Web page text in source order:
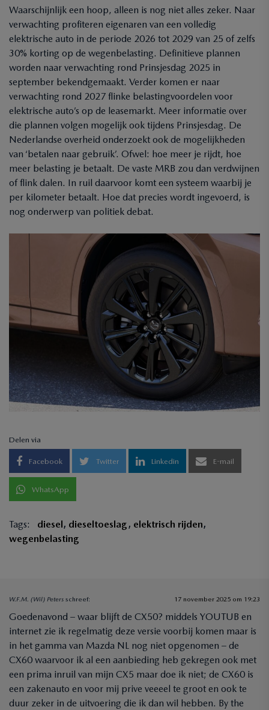
Waarschijnlijk een hoop, alleen is nog niet alles zeker. Naar
verwachting profiteren eigenaren van een volledig
elektrische auto in de periode 2026 tot 2029 van 25 of zelfs
30% korting op de wegenbelasting. Definitieve plannen
worden naar verwachting rond Prinsjesdag 2025 in
september bekendgemaakt. Verder komen er naar
verwachting rond 2027 flinke belastingvoordelen voor
elektrische auto’s op de leasemarkt. Meer informatie over
die plannen volgen mogelijk ook tijdens Prinsjesdag. De
Nederlandse overheid onderzoekt ook de mogelijkheden
van ‘betalen naar gebruik’. Ofwel: hoe meer je rijdt, hoe
meer belasting je betaalt. De vaste MRB zou dan verdwijnen
of flink dalen. In ruil daarvoor komt een systeem waarbij je
per kilometer betaalt. Hoe dat precies wordt ingevoerd, is
nog onderwerp van politiek debat.
Delen via
Facebook Twitter Linkedin E-mail
WhatsApp
Tags: diesel, dieseltoeslag, elektrisch rijden,
wegenbelasting
W.F.M. (Wil) Peters schreef: 17 november 2025 om 19:23
Goedenavond – waar blijft de CX50? middels YOUTUB en
internet zie ik regelmatig deze versie voorbij komen maar is
in het gamma van Mazda NL nog niet opgenomen – de
CX60 waarvoor ik al een aanbieding heb gekregen ook met
een prima inruil van mijn CX5 maar doe ik niet; de CX60 is
een zakenauto en voor mij prive veeeel te groot en ook te
duur zeker in de uitvoering die ik dan wil hebben. By the